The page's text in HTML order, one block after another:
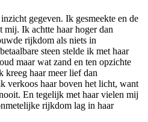
gegeven. Ik gesmeekte en de
mij. Ik achtte haar hoger dan
rijkdom als niets in
steen stelde ik met haar
maar wat zand en ten opzichte
kreeg haar meer lief dan
verkoos haar boven het licht, want
En tegelijk met haar vielen mij
rijkdom lag in haar